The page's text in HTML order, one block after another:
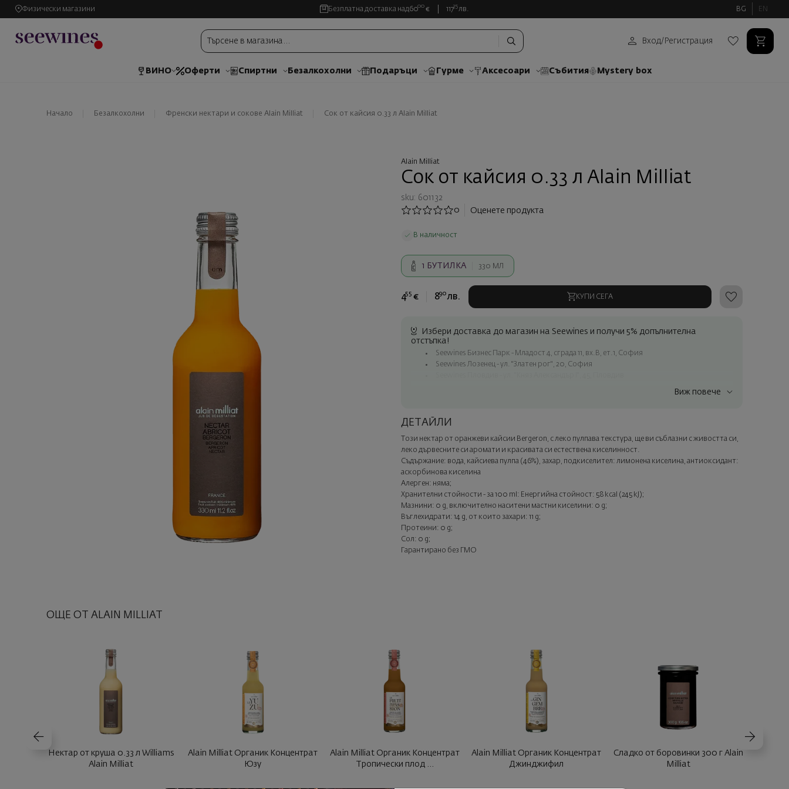
Физически магазини Безплатна доставка над6000 € 11735 лв. BG EN
Вход/ Регистрация
ВИНО Оферти Спиртни Безалкохолни Подаръци Гурме Аксесоари Събития Mystery box
Начало Безалкохолни Френски нектари и сокове Alain Milliat Сок от кайсия 0.33 л Alain Milliat
Alain Milliat
Сок от кайсия 0.33 л Alain Milliat
sku: 601132
0
Оценете продукта
В наличност
1 БУТИЛКА 330 МЛ
455 € 890 лв. КУПИ СЕГА
Избери доставка до магазин на Seewines и получи 5% допълнителна
отстъпка!
Seewines Бизнес Парк - Младост 4, сграда 11, вх.В, ет.1, София
Seewines Лозенец - ул. "Златен рог", 20, София
До офисите на Спиди в цялата страна
Изненадайте със стил
Добавете луксозна подаръчна опаковка и персонализирана картичка с ваше пожелание.
Изберете тази опция в следващата стъпка от поръчката.
Виж повече
ДЕТАЙЛИ
Този нектар от оранжеви кайсии Bergeron, с леко пулпава текстура, ще ви съблазни с живостта си,
леко дървесните си аромати и красивата си естествена киселинност.
Съдържание: вода, кайсиева пулпа (46%), захар, подкиселител: лимонена киселина, антиоксидант:
аскорбинова киселина
Алерген: няма;
Хранителни стойности - за 100 ml: Енергийна стойност: 58 kcal (245 kJ);
Мазнини: 0 g, включително наситени мастни киселини: 0 g;
Въглехидрати: 14 g, от които захари: 11 g;
Протеини: 0 g;
Сол: 0 g;
Гарантирано без ГМО
ОЩЕ ОТ ALAIN MILLIAT
Нектар от круша 0.33 л Williams
Alain Milliat
Alain Milliat Органик Концентрат
Юзу
Alain Milliat Органик Концентрат
Тропически плод ...
Alain Milliat Органик Концентрат
Джинджифил
Сладко от боровинки 300 г Alain
Milliat